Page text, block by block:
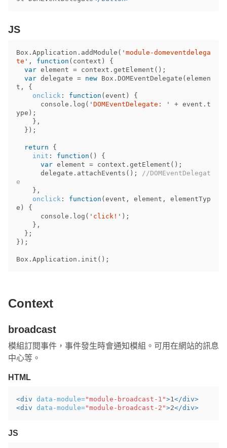
JS
Box . Application . addModule ( ' module-domeventdelega
te ' , function ( context )
{
var element = context . getElement ();
var delegate = new Box . DOMEventDelegate ( elemen
t ,
{
onclick : function ( event )
{
console . log ( ' DOMEventDelegate: ' + event . t
ype );
},
});
return
{
init : function ()
{
var element = context . getElement ();
delegate . attachEvents ();
//DOMEventDelegat
e
},
onclick : function ( event , element ,
elementTyp
e )
{
console . log ( ' click! ' );
},
};
});
Box . Application . init ();
Context
broadcast
模組訂閱事件，事件發生時會通知模組。可用在網站的訊息
中心等。
HTML
<div data-module="module-broadcast-1">1 </div>
<div data-module="module-broadcast-2">2</div>
JS